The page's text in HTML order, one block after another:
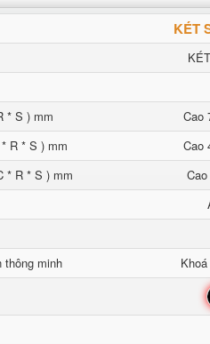
KÉT
* S ) mm
Cao
R * S ) mm
Cao
* R * S ) mm
thông minh